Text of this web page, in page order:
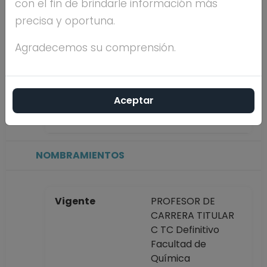
Máximo nivel de
Antigüedad
académica en la
35 años
NOMBRAMIENTOS
Vigente
PROFESOR DE
CARRERA TITULAR
C TC Definitivo
Facultad de
Química
con el fin de brindarle información más
precisa y oportuna.
Agradecemos su comprensión.
Aceptar